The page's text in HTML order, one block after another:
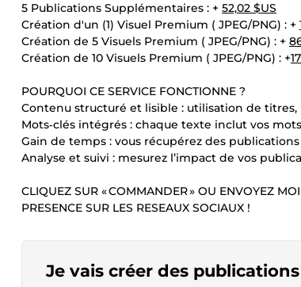
5 Publications Supplémentaires : + 52,02 $US
Création d'un (1) Visuel Premium ( JPEG/PNG) : +
Création de 5 Visuels Premium ( JPEG/PNG) : +
Création de 10 Visuels Premium ( JPEG/PNG) : +
POURQUOI CE SERVICE FONCTIONNE ?
Contenu structuré et lisible : utilisation de
Mots‑clés intégrés : chaque texte inclut vos
Gain de temps : vous récupérez des
Analyse et suivi : mesurez l’impact de vos
CLIQUEZ SUR « COMMANDER » OU ENVOYEZ
PRESENCE SUR LES RESEAUX SOCIAUX !
Je vais créer des